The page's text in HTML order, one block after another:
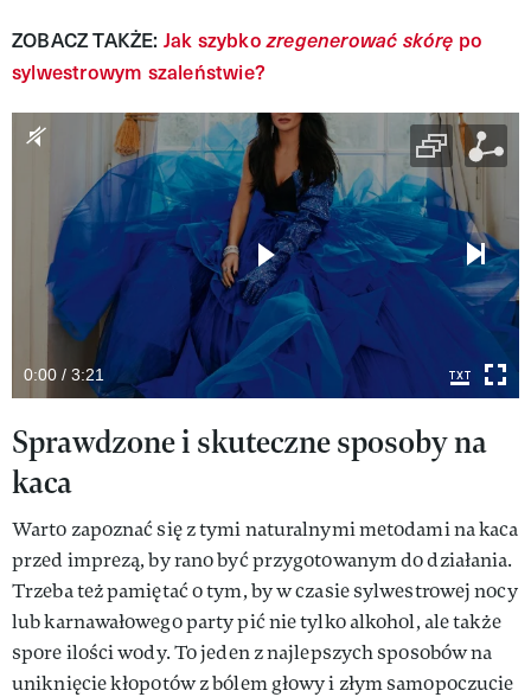
ZOBACZ TAKŻE: Jak szybkozregenerować skórę po
sylwestrowym szaleństwie?
0:00 / 3:21
Sprawdzone i skuteczne sposoby na
kaca
Warto zapoznać się z tymi naturalnymi metodami na kaca
przed imprezą, by rano być przygotowanym do działania.
Trzeba też pamiętać o tym, by w czasie sylwestrowej nocy
lub karnawałowego party pić nie tylko alkohol, ale także
spore ilości wody. To jeden z najlepszych sposobów na
uniknięcie kłopotów z bólem głowy i złym samopoczucie